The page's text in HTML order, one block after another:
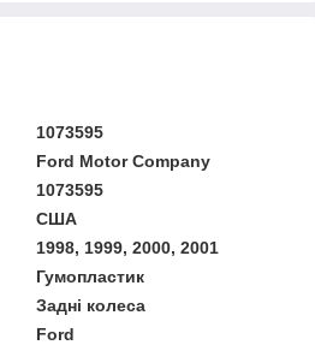
1073595
Ford Motor Company
1073595
США
1998, 1999, 2000, 2001
Гумопластик
Задні колеса
Ford